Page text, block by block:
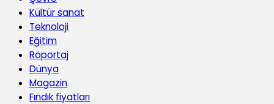
Kültür sanat
Teknoloji
Eğitim
Röportaj
Dünya
Magazin
Fındık fiyatları